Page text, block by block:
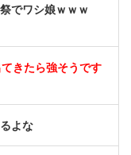
でワシ娘ｗｗｗ
てきたら強そうです
よな